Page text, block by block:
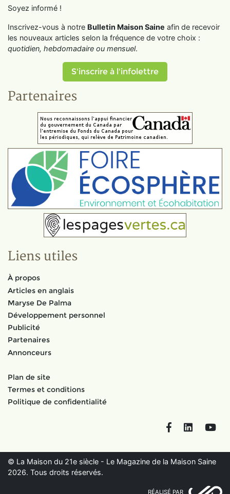
Soyez informé !
Inscrivez-vous à notre Bulletin Maison Saine afin de recevoir
les nouveaux articles selon la fréquence de votre choix :
quotidien, hebdomadaire ou mensuel.
S'inscrire à l'infolettre
Partenaires
Liens utiles
À propos
Articles en anglais
Maryse De Palma
Développement personnel
Publicité
Partenaires
Annonceurs
Plan de site
Termes et conditions
Politique de confidentialité
FacebookLinkedIn
© La Maison du 21e siècle - Le Magazine de la Maison Saine
2026. Tous droits réservés.
RÉALISÉ PAR